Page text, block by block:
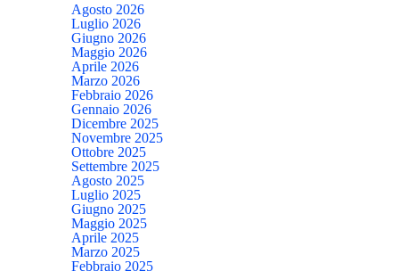
Agosto 2026
Luglio 2026
Giugno 2026
Maggio 2026
Aprile 2026
Marzo 2026
Febbraio 2026
Gennaio 2026
Dicembre 2025
Novembre 2025
Ottobre 2025
Settembre 2025
Agosto 2025
Luglio 2025
Giugno 2025
Maggio 2025
Aprile 2025
Marzo 2025
Febbraio 2025